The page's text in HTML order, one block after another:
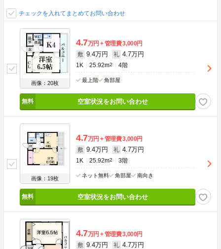
チェックを入れてまとめてお問い合わせ
画像：20枚
4.7万円 管理費3,000円
敷 9.4万円 礼 4.7万円
1K 25.92m2 4階
最上階 角部屋
空室状況をお問い合わせ
画像：19枚
4.7万円 管理費3,000円
敷 9.4万円 礼 4.7万円
1K 25.92m2 3階
ネット無料 角部屋 南向き
空室状況をお問い合わせ
4.7万円 管理費3,000円
敷 9.4万円 礼 4.7万円